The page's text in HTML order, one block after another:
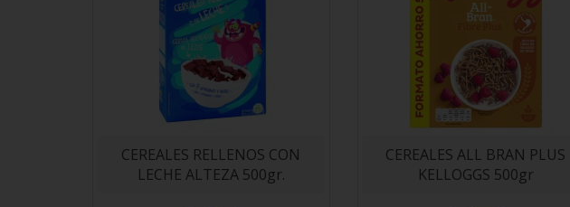
CEREALES RELLENOS CON
LECHE ALTEZA 500gr.
CEREALES ALL BRAN PLUS
KELLOGGS 500gr